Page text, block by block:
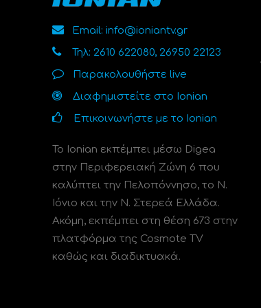
Email: info@ioniantv.gr
Τηλ: 2610 622080, 26950 22123
Παρακολουθήστε live
Διαφημιστείτε στο Ionian
Επικοινωνήστε με το Ionian
Το Ionian εκπέμπει μέσω Digea
στην Περιφερειακή Ζώνη 6 που
καλύπτει την Πελοπόννησο, το N.
Ιόνιο και την Ν. Στερεά Ελλάδα.
Ακόμη, εκπέμπει στη θέση 673 στην
πλατφόρμα της Cosmote TV
καθώς και διαδικτυακά.